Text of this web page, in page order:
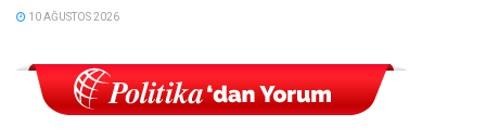
10 AĞUSTOS 2026